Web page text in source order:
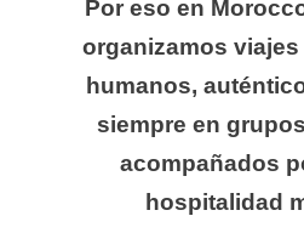
Por eso en
organizamos
humanos,
siempre en
acompañados
hospitalidad